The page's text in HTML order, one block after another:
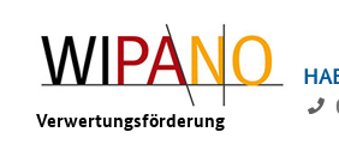
Verwertungsförderung